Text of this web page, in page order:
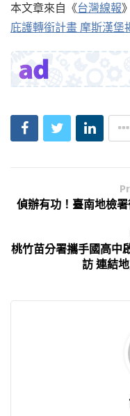
本文章來自《台灣線報
庇護轉銜計畫 摩斯漢堡
偵辦有功！臺南地檢
桃竹苗分署攜手國高
訪 連結